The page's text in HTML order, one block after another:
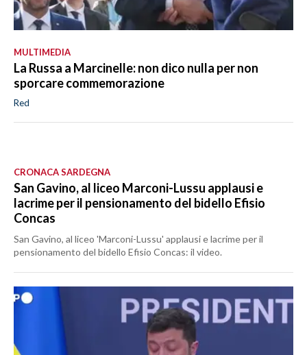
MULTIMEDIA
La Russa a Marcinelle: non dico nulla per non
sporcare commemorazione
Red
CRONACA SARDEGNA
San Gavino, al liceo Marconi-Lussu applausi e
lacrime per il pensionamento del bidello Efisio
Concas
San Gavino, al liceo 'Marconi-Lussu' applausi e lacrime per il
pensionamento del bidello Efisio Concas: il video.